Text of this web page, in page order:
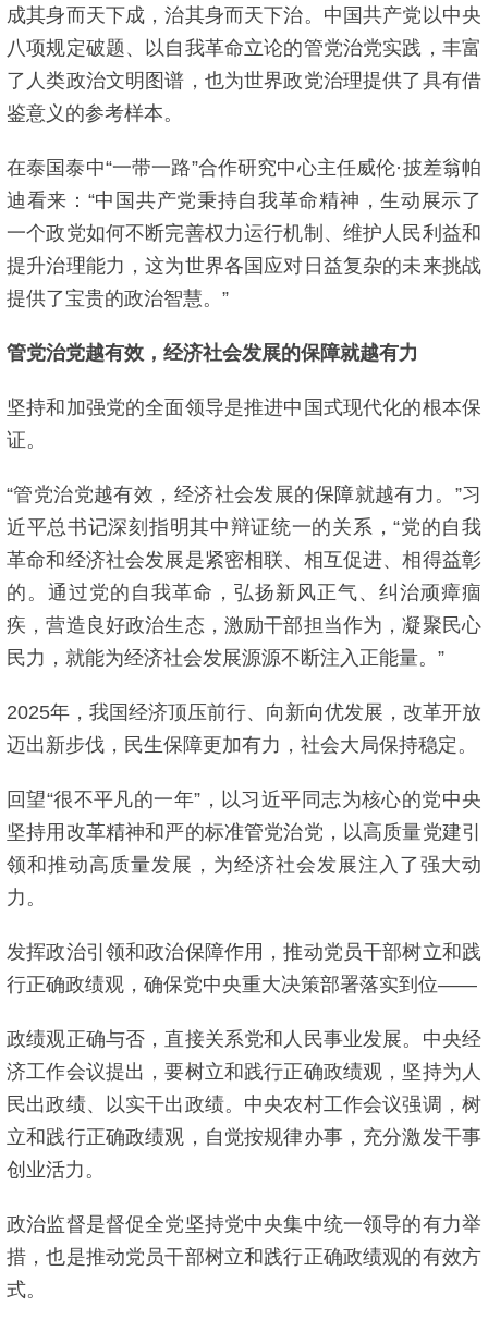
成其身而天下成，治其身而天下治。中国共产党以中央
八项规定破题、以自我革命立论的管党治党实践，丰富
了人类政治文明图谱，也为世界政党治理提供了具有借
鉴意义的参考样本。
在泰国泰中“一带一路”合作研究中心主任威伦·披差翁帕
迪看来：“中国共产党秉持自我革命精神，生动展示了
一个政党如何不断完善权力运行机制、维护人民利益和
提升治理能力，这为世界各国应对日益复杂的未来挑战
提供了宝贵的政治智慧。”
管党治党越有效，经济社会发展的保障就越有力
坚持和加强党的全面领导是推进中国式现代化的根本保
证。
“管党治党越有效，经济社会发展的保障就越有力。”习
近平总书记深刻指明其中辩证统一的关系，“党的自我
革命和经济社会发展是紧密相联、相互促进、相得益彰
的。通过党的自我革命，弘扬新风正气、纠治顽瘴痼
疾，营造良好政治生态，激励干部担当作为，凝聚民心
民力，就能为经济社会发展源源不断注入正能量。”
2025年，我国经济顶压前行、向新向优发展，改革开放
迈出新步伐，民生保障更加有力，社会大局保持稳定。
回望“很不平凡的一年”，以习近平同志为核心的党中央
坚持用改革精神和严的标准管党治党，以高质量党建引
领和推动高质量发展，为经济社会发展注入了强大动
力。
发挥政治引领和政治保障作用，推动党员干部树立和践
行正确政绩观，确保党中央重大决策部署落实到位——
政绩观正确与否，直接关系党和人民事业发展。中央经
济工作会议提出，要树立和践行正确政绩观，坚持为人
民出政绩、以实干出政绩。中央农村工作会议强调，树
立和践行正确政绩观，自觉按规律办事，充分激发干事
创业活力。
政治监督是督促全党坚持党中央集中统一领导的有力举
措，也是推动党员干部树立和践行正确政绩观的有效方
式。